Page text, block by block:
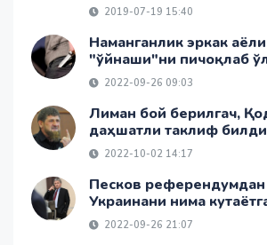
2019-07-19 15:40
Наманганлик эркак
"ўйнаши"ни пичоқлаб
2022-09-26 09:03
Лиман бой берилгач,
даҳшатли таклиф
2022-10-02 14:17
Песков референдумдан
Украинани нима
2022-09-26 21:07